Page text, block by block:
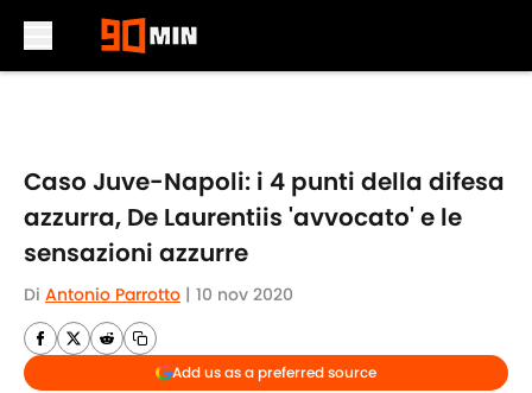
Caso Juve-Napoli: i 4 punti della difesa
azzurra, De Laurentiis 'avvocato' e le
sensazioni azzurre
Di Antonio Parrotto | 10 nov 2020
Add us as a preferred source